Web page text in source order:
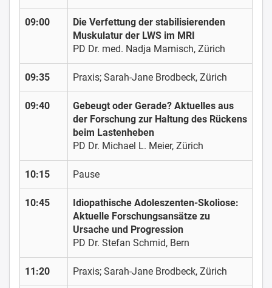
09:00
Die Verfettung der stabilisierenden
Muskulatur der LWS im MRI
PD Dr. med. Nadja Mamisch, Zürich
09:35 Praxis; Sarah-Jane Brodbeck, Zürich
09:40
Gebeugt oder Gerade? Aktuelles aus
der Forschung zur Haltung des Rückens
beim Lastenheben
PD Dr. Michael L. Meier, Zürich
10:15 Pause
10:45
Idiopathische Adoleszenten-Skoliose:
Aktuelle Forschungsansätze zu
Ursache und Progression
PD Dr. Stefan Schmid, Bern
11:20 Praxis; Sarah-Jane Brodbeck, Zürich